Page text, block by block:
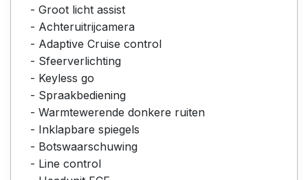
- Groot licht assist
- Achteruitrijcamera
- Adaptive Cruise control
- Sfeerverlichting
- Keyless go
- Spraakbediening
- Warmtewerende donkere ruiten
- Inklapbare spiegels
- Botswaarschuwing
- Line control